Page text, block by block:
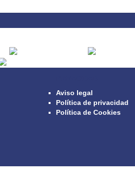
Aviso legal
Política de privacidad
Política de Cookies